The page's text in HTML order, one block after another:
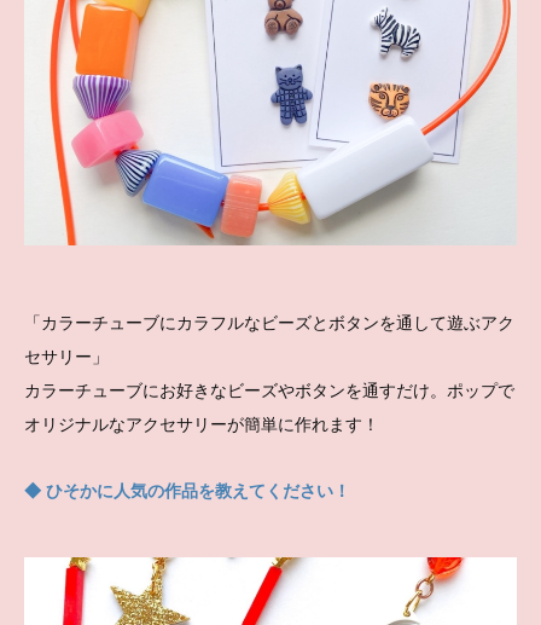
「カラーチューブにカラフルなビーズとボタンを通して遊ぶアク
セサリー」
カラーチューブにお好きなビーズやボタンを通すだけ。ポップで
オリジナルなアクセサリーが簡単に作れます！
◆ ひそかに人気の作品を教えてください！